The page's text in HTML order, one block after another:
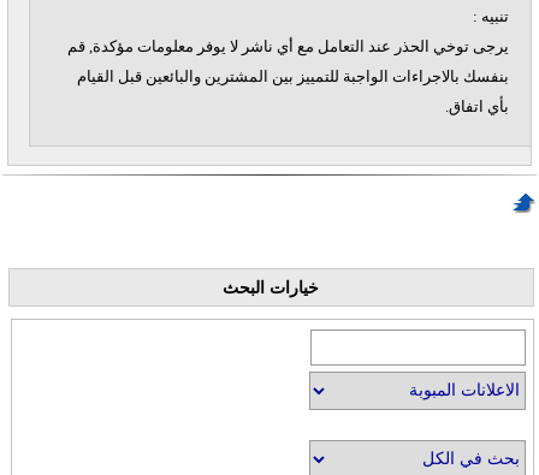
تنبيه :
يرجى توخي الحذر عند التعامل مع أي ناشر لا يوفر معلومات مؤكدة, قم
بنفسك بالاجراءات الواجبة للتمييز بين المشترين والبائعين قبل القيام
بأي اتفاق.
خيارات البحث